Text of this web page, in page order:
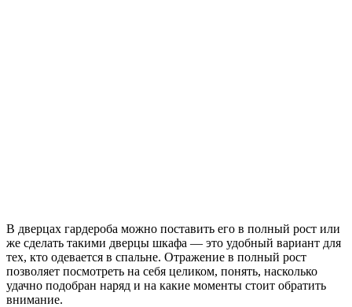
В дверцах гардероба можно поставить его в полный рост или
же сделать такими дверцы шкафа — это удобный вариант для
тех, кто одевается в спальне. Отражение в полный рост
позволяет посмотреть на себя целиком, понять, насколько
удачно подобран наряд и на какие моменты стоит обратить
внимание.